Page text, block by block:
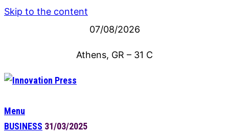
Skip to the content
07/08/2026
Athens, GR – 31 C
Menu
BUSINESS 31/03/2025